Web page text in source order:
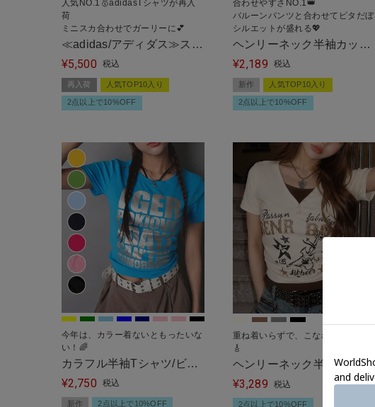
人気NO.1🥇adidasTシャツが再入
荷
ミニスカ合わせでガーリーに💕
≪adidas/アディダス≫スリ
ーストライプス半袖Tシャ
ツ/全9色/2サイズ展開
¥5,500 税込
再入荷 人気TOP10入り
2点以上で10%OFF
合わせやすさNO.1👑
バルーンパンツと合わせてピタだぼ
シルエットが盛れる💖
ヘンリーネック半袖カット
ソー/スナップボタン/全6色
¥2,189 税込
新作 人気TOP10入り
2点以上で10%OFF
今年は、カラー着ないともったいな
い！🌈
カラフル半袖Tシャツ/ビッ
グロゴ/全8色/#ストリート
女子
¥2,750 税込
新作 2点以上で10%OFF
重ね着いらずで、こなれるトップス
🎸
ヘンリーネック半袖カット
ソー/レイヤード風
¥3,289 税込
2点以上で10%OFF